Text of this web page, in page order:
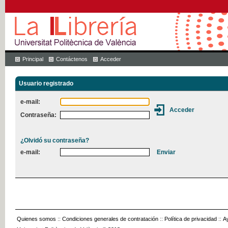
Principal Contáctenos Acceder
Usuario registrado
e-mail:
Contraseña:
¿Olvidó su contraseña?
e-mail:
Quienes somos :: Condiciones generales de contratación :: Política de privacidad ::